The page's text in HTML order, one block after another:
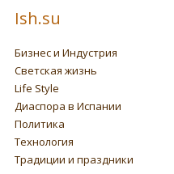
Ish.su
Бизнес и Индустрия
Светская жизнь
Life Style
Диаспора в Испании
Политика
Технология
Традиции и праздники